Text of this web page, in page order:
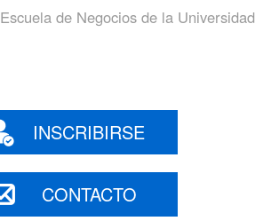
Escuela de Negocios de la Universidad
INSCRIBIRSE
CONTACTO